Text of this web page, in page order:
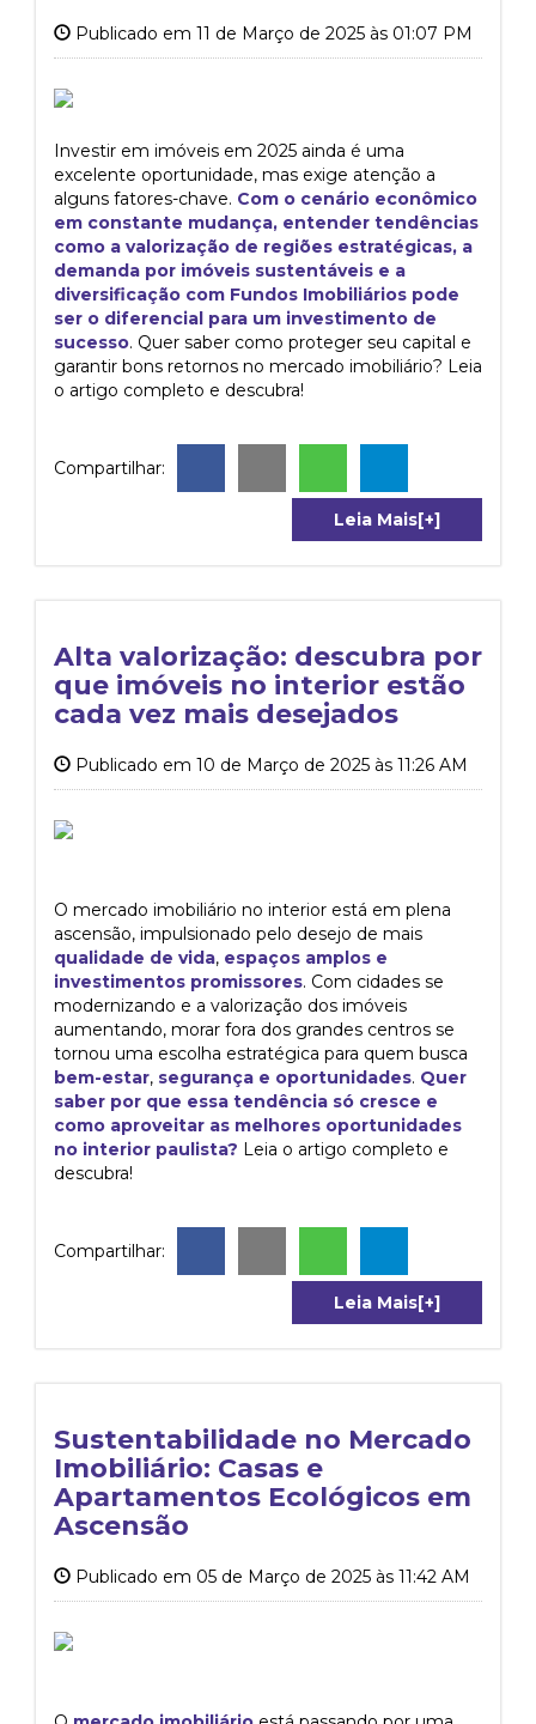
Publicado em 11 de Março de 2025 às 01:07 PM
Investir em imóveis em 2025 ainda é uma
excelente oportunidade, mas exige atenção a
alguns fatores-chave. Com o cenário econômico
em constante mudança, entender tendências
como a valorização de regiões estratégicas, a
demanda por imóveis sustentáveis e a
diversificação com Fundos Imobiliários pode
ser o diferencial para um investimento de
sucesso. Quer saber como proteger seu capital e
garantir bons retornos no mercado imobiliário? Leia
o artigo completo e descubra!
Compartilhar:
Leia Mais[+]
Alta valorização: descubra por
que imóveis no interior estão
cada vez mais desejados
Publicado em 10 de Março de 2025 às 11:26 AM
O mercado imobiliário no interior está em plena
ascensão, impulsionado pelo desejo de mais
qualidade de vida, espaços amplos e
investimentos promissores. Com cidades se
modernizando e a valorização dos imóveis
aumentando, morar fora dos grandes centros se
tornou uma escolha estratégica para quem busca
bem-estar, segurança e oportunidades. Quer
saber por que essa tendência só cresce e
como aproveitar as melhores oportunidades
no interior paulista? Leia o artigo completo e
descubra!
Compartilhar:
Leia Mais[+]
Sustentabilidade no Mercado
Imobiliário: Casas e
Apartamentos Ecológicos em
Ascensão
Publicado em 05 de Março de 2025 às 11:42 AM